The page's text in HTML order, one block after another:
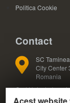
Politica Cookie
Contact
SC
City Center
Romania
Cod Unic de